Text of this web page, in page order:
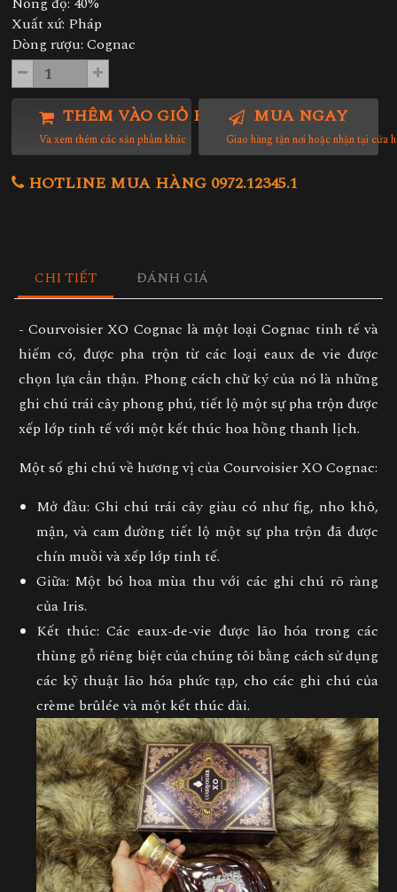
Xuất xứ: Pháp
Dòng rượu: Cognac
THÊM VÀO GIỎ HÀNG
Và xem thêm các sản phẩm khác
MUA NGAY
Giao hàng tận nơi hoặc nhận tại cửa
HOTLINE MUA HÀNG 0972.12345.1
CHI TIẾT ĐÁNH GIÁ
- Courvoisier XO Cognac là một loại Cognac tinh tế và
hiếm có, được pha trộn từ các loại eaux de vie được
chọn lựa cẩn thận. Phong cách chữ ký của nó là những
ghi chú trái cây phong phú, tiết lộ một sự pha trộn được
xếp lớp tinh tế với một kết thúc hoa hồng thanh lịch.
Một số ghi chú về hương vị của Courvoisier XO Cognac:
Mở đầu: Ghi chú trái cây giàu có như fig, nho khô,
mận, và cam đường tiết lộ một sự pha trộn đã được
chín muồi và xếp lớp tinh tế.
Giữa: Một bó hoa mùa thu với các ghi chú rõ ràng
của Iris.
Kết thúc: Các eaux-de-vie được lão hóa trong các
thùng gỗ riêng biệt của chúng tôi bằng cách sử dụng
các kỹ thuật lão hóa phức tạp, cho các ghi chú của
crème brûlée và một kết thúc dài.